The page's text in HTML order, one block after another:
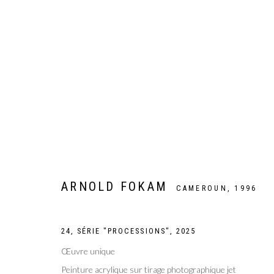
COPYRIGHT CP ART 2026 SITE BY ARTLOGIC
ARNOLD FOKAM CAMEROUN, 1996
24, SÉRIE "PROCESSIONS" 2025
Œuvre unique
Peinture acrylique sur tirage photographique jet